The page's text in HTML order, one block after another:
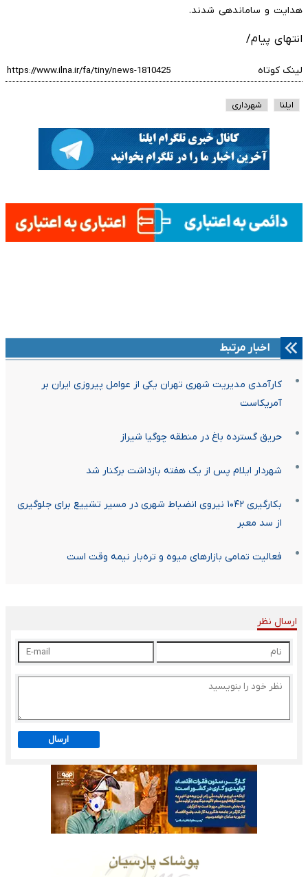
هدایت و ساماندهی شدند.
انتهای پیام/
لینک کوتاه
ایلنا شهرداری
اخبار مرتبط
کارآمدی مدیریت شهری تهران یکی از عوامل پیروزی ایران بر
آمریکاست
حریق گسترده باغ در منطقه چوگیا شیراز
شهردار ایلام پس از یک هفته بازداشت برکنار شد
بکارگیری ۱۰۴۲ نیروی انضباط شهری در مسیر تشییع برای جلوگیری
از سد معبر
فعالیت تمامی بازارهای میوه و تره‌بار نیمه وقت است
ارسال نظر
ارسال